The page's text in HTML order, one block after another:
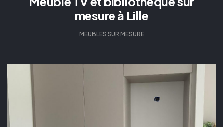
mesure à Lille
MEUBLES SUR MESURE